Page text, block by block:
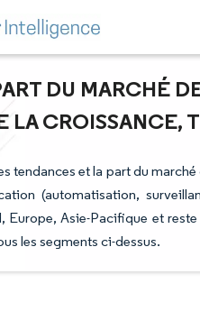
DU MARCHÉ
LA CROISSANCE,
tendances et la part du
(automatisation,
Europe, Asie-Pacifique et
les segments ci-dessus.